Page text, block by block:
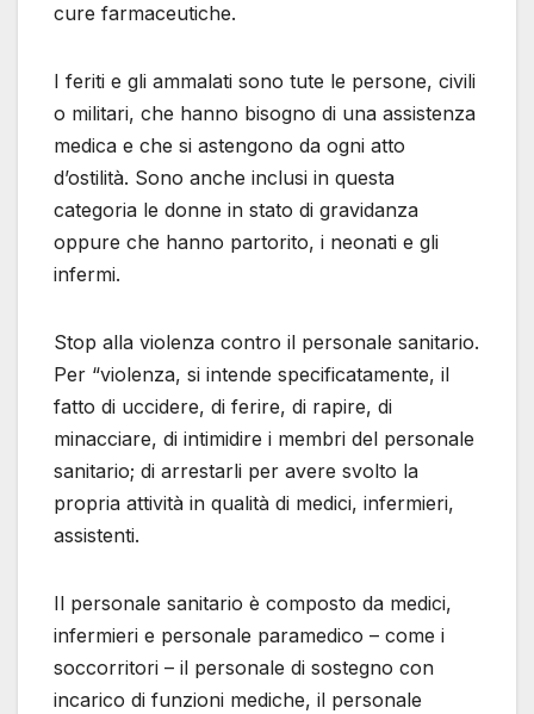
cure farmaceutiche.
I feriti e gli ammalati sono tute le persone, civili
o militari, che hanno bisogno di una assistenza
medica e che si astengono da ogni atto
d’ostilità. Sono anche inclusi in questa
categoria le donne in stato di gravidanza
oppure che hanno partorito, i neonati e gli
infermi.
Stop alla violenza contro il personale sanitario.
Per “violenza, si intende specificatamente, il
fatto di uccidere, di ferire, di rapire, di
minacciare, di intimidire i membri del personale
sanitario; di arrestarli per avere svolto la
propria attività in qualità di medici, infermieri,
assistenti.
Il personale sanitario è composto da medici,
infermieri e personale paramedico – come i
soccorritori – il personale di sostegno con
incarico di funzioni mediche, il personale